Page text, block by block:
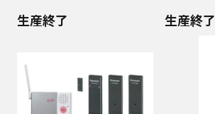
生産終了 生産終了